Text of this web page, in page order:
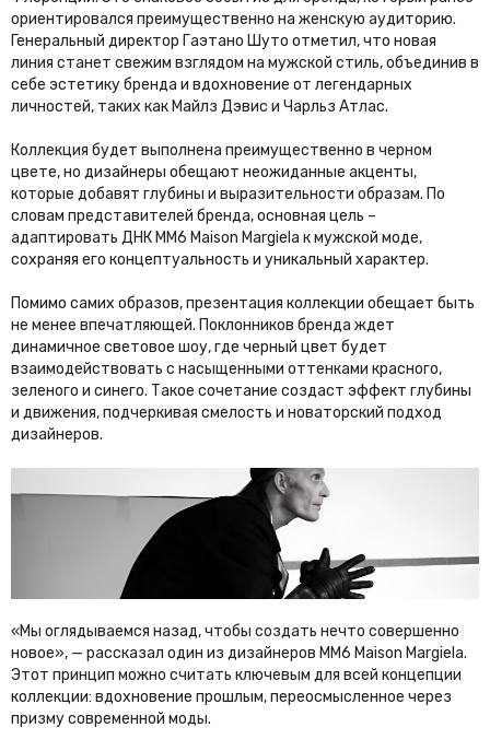
ориентировался преимущественно на женскую аудиторию.
Генеральный директор Гаэтано Шуто отметил, что новая
линия станет свежим взглядом на мужской стиль, объединив в
себе эстетику бренда и вдохновение от легендарных
личностей, таких как Майлз Дэвис и Чарльз Атлас.
Коллекция будет выполнена преимущественно в черном
цвете, но дизайнеры обещают неожиданные акценты,
которые добавят глубины и выразительности образам. По
словам представителей бренда, основная цель –
адаптировать ДНК MM6 Maison Margiela к мужской моде,
сохраняя его концептуальность и уникальный характер.
Помимо самих образов, презентация коллекции обещает быть
не менее впечатляющей. Поклонников бренда ждет
динамичное световое шоу, где черный цвет будет
взаимодействовать с насыщенными оттенками красного,
зеленого и синего. Такое сочетание создаст эффект глубины
и движения, подчеркивая смелость и новаторский подход
дизайнеров.
«Мы оглядываемся назад, чтобы создать нечто совершенно
новое», — рассказал один из дизайнеров MM6 Maison Margiela.
Этот принцип можно считать ключевым для всей концепции
коллекции: вдохновение прошлым, переосмысленное через
призму современной моды.